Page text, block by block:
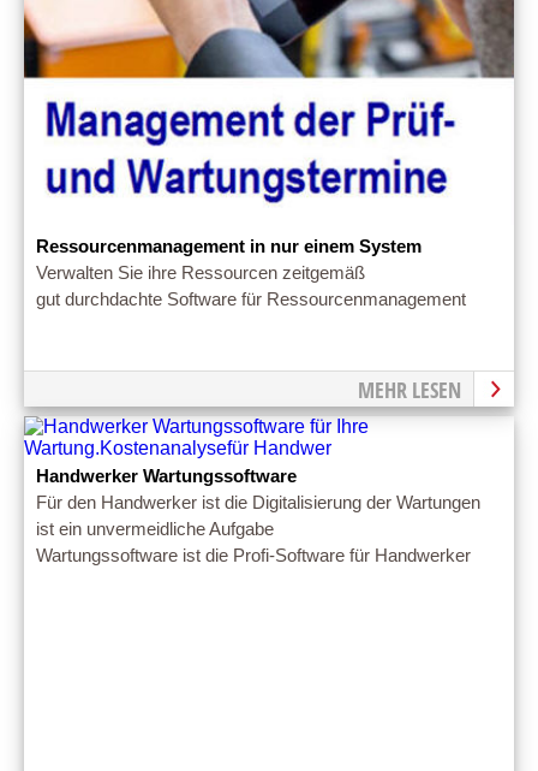
Ressourcenmanagement in nur einem System
Verwalten Sie ihre Ressourcen zeitgemäß
gut durchdachte Software für Ressourcenmanagement
MEHR LESEN
Handwerker Wartungssoftware
Für den Handwerker ist die Digitalisierung der Wartungen
ist ein unvermeidliche Aufgabe
Wartungssoftware ist die Profi-Software für Handwerker